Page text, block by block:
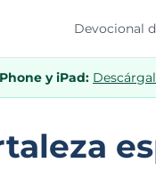
Devocional
y iPad: